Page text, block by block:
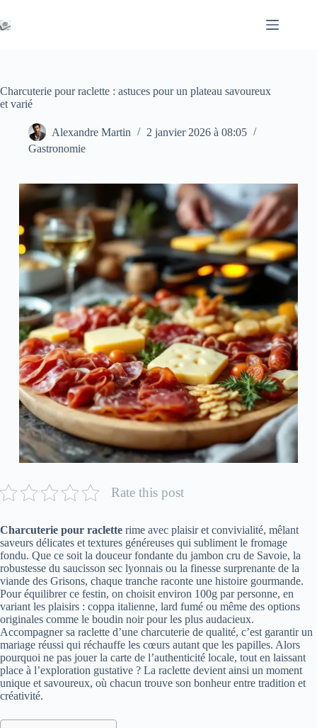
au
contenu
Charcuterie pour raclette : astuces pour un plateau savoureux
et varié
Alexandre Martin
2 janvier 2026 à 08:05
Gastronomie
Rate this post
Charcuterie pour raclette rime avec plaisir et convivialité, mêlant
saveurs délicates et textures généreuses qui subliment le fromage
fondu. Que ce soit la douceur fondante du jambon cru de Savoie, la
robustesse du saucisson sec lyonnais ou la finesse surprenante de la
viande des Grisons, chaque tranche raconte une histoire gourmande.
Pour équilibrer ce festin, on choisit environ 100g par personne, en
variant les plaisirs : coppa italienne, lard fumé ou même des options
originales comme le boudin noir pour les plus audacieux.
Accompagner sa raclette d’une charcuterie de qualité, c’est garantir un
mariage réussi qui réchauffe les cœurs autant que les papilles. Alors
pourquoi ne pas jouer la carte de l’authenticité locale, tout en laissant
place à l’exploration gustative ? La raclette devient ainsi un moment
unique et savoureux, où chacun trouve son bonheur entre tradition et
créativité.